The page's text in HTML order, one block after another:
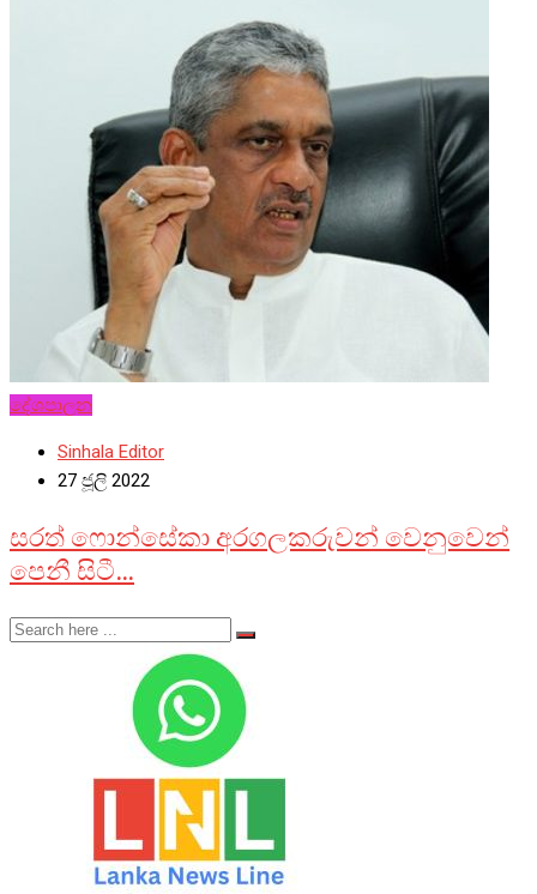
දේශපාලන
Sinhala Editor
27 ජූලි 2022
සරත් ෆොන්සේකා අරගලකරුවන් වෙනුවෙන්
පෙනී සිටී…